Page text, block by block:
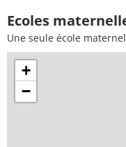
Ecoles
Une seule école
+
−